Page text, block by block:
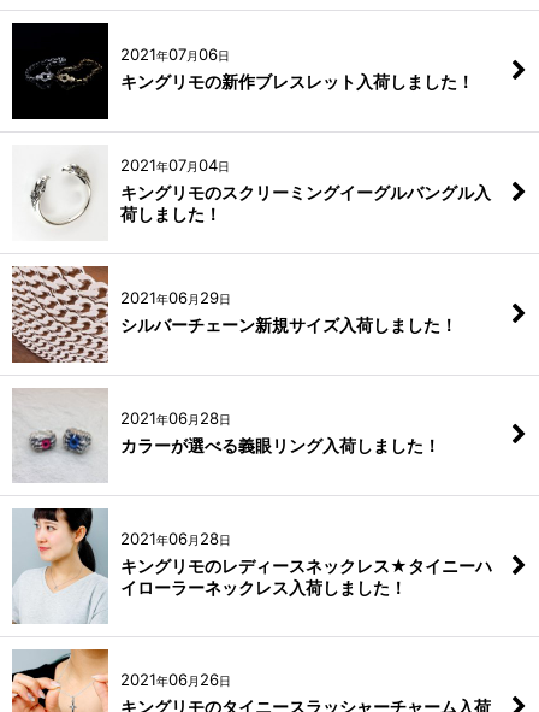
2021年07月06日
キングリモの新作ブレスレット入荷しました！
2021年07月04日
キングリモのスクリーミングイーグルバングル入
荷しました！
2021年06月 29日
シルバーチェーン新規サイズ入荷しました！
2021年06月 28日
カラーが選べる義眼リング入荷しました！
2021年06月 28日
キングリモのレディースネックレス★タイニーハ
イローラーネックレス入荷しました！
2021年06月 26日
キングリモのタイニースラッシャーチャーム入荷